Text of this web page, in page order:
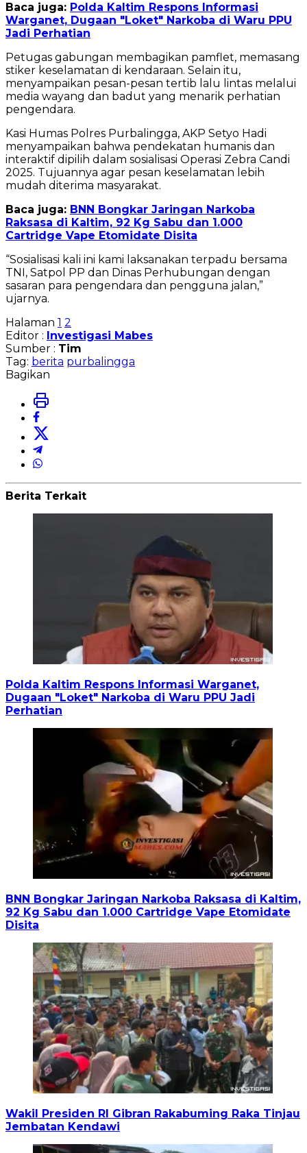
Baca juga: Polda Kaltim Respons Informasi
Warganet, Dugaan "Loket" Narkoba di Waru PPU
Jadi Perhatian
Petugas gabungan membagikan pamflet, memasang
stiker keselamatan di kendaraan. Selain itu,
menyampaikan pesan-pesan tertib lalu lintas melalui
media wayang dan badut yang menarik perhatian
pengendara.
Kasi Humas Polres Purbalingga, AKP Setyo Hadi
menyampaikan bahwa pendekatan humanis dan
interaktif dipilih dalam sosialisasi Operasi Zebra Candi
2025. Tujuannya agar pesan keselamatan lebih
mudah diterima masyarakat.
Baca juga: BNN Bongkar Jaringan Narkoba
Raksasa di Kaltim, 92 Kg Sabu dan 1.000
Cartridge Vape Etomidate Disita
“Sosialisasi kali ini kami laksanakan terpadu bersama
TNI, Satpol PP dan Dinas Perhubungan dengan
sasaran para pengendara dan pengguna jalan,”
ujarnya.
Halaman 1 2
Editor : Investigasi Mabes
Sumber : Tim
Tag: berita purbalingga
Bagikan
Berita Terkait
Polda Kaltim Respons Informasi Warganet,
Dugaan "Loket" Narkoba di Waru PPU Jadi
Perhatian
BNN Bongkar Jaringan Narkoba Raksasa di Kaltim,
92 Kg Sabu dan 1.000 Cartridge Vape Etomidate
Disita
Wakil Presiden RI Gibran Rakabuming Raka Tinjau
Jembatan Kendawi